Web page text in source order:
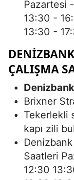
Pazartesi
13:30 -
13:30 -
ÇALIŞMA
Brixner
Tekerlekli
kapı zili
Saatleri
12:30